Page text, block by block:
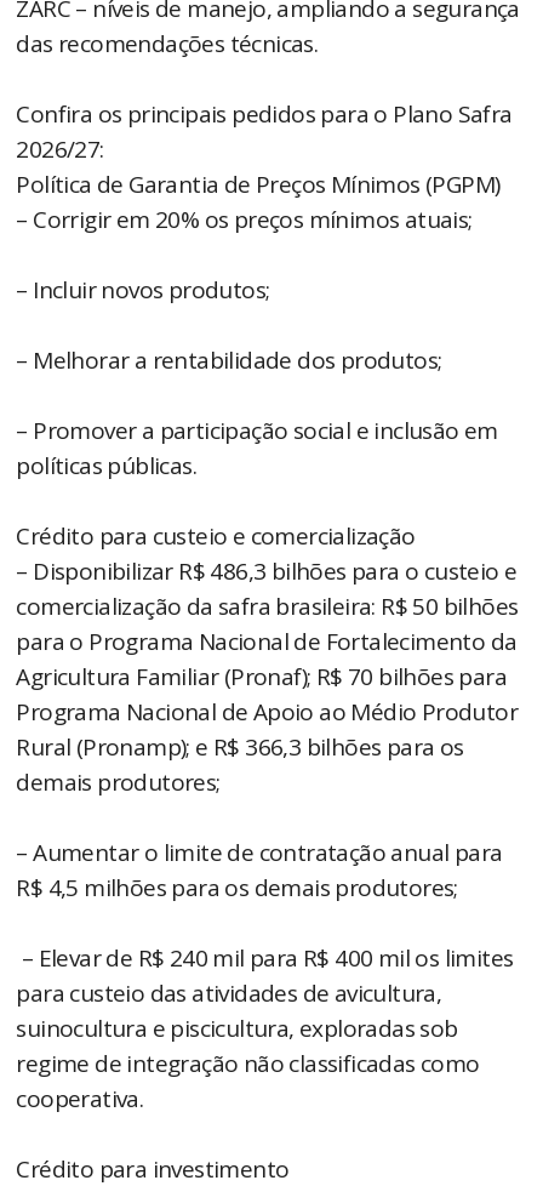
ZARC – níveis de manejo, ampliando a segurança
das recomendações técnicas.
Confira os principais pedidos para o Plano Safra
2026/27:
Política de Garantia de Preços Mínimos (PGPM)
– Corrigir em 20% os preços mínimos atuais;
– Incluir novos produtos;
– Melhorar a rentabilidade dos produtos;
– Promover a participação social e inclusão em
políticas públicas.
Crédito para custeio e comercialização
– Disponibilizar R$ 486,3 bilhões para o custeio e
comercialização da safra brasileira: R$ 50 bilhões
para o Programa Nacional de Fortalecimento da
Agricultura Familiar (Pronaf); R$ 70 bilhões para
Programa Nacional de Apoio ao Médio Produtor
Rural (Pronamp); e R$ 366,3 bilhões para os
demais produtores;
– Aumentar o limite de contratação anual para
R$ 4,5 milhões para os demais produtores;
– Elevar de R$ 240 mil para R$ 400 mil os limites
para custeio das atividades de avicultura,
suinocultura e piscicultura, exploradas sob
regime de integração não classificadas como
cooperativa.
Crédito para investimento